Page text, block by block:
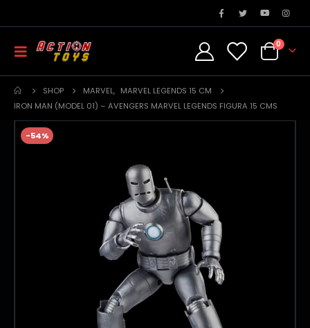
0
SHOP MARVEL, MARVEL LEGENDS 15 CM
IRON MAN (MODEL 01) – AVENGERS MARVEL LEGENDS FIGURA 15 CMS
-54%